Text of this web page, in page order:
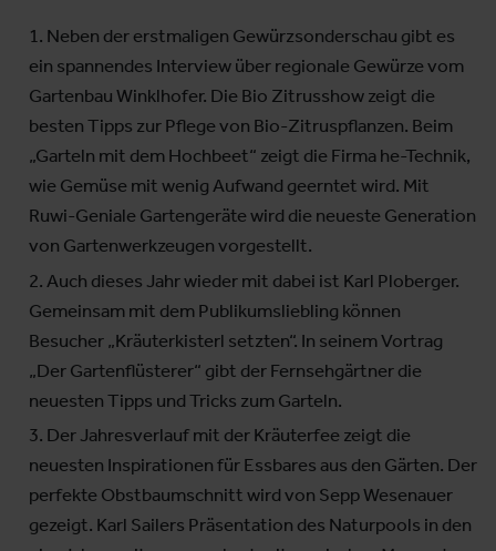
Neben der erstmaligen Gewürzsonderschau gibt es
ein spannendes Interview über regionale Gewürze vom
Gartenbau Winklhofer. Die Bio Zitrusshow zeigt die
besten Tipps zur Pflege von Bio-Zitruspflanzen. Beim
„Garteln mit dem Hochbeet“ zeigt die Firma he-Technik,
wie Gemüse mit wenig Aufwand geerntet wird. Mit
Ruwi-Geniale Gartengeräte wird die neueste Generation
von Gartenwerkzeugen vorgestellt.
Auch dieses Jahr wieder mit dabei ist Karl Ploberger.
Gemeinsam mit dem Publikumsliebling können
Besucher „Kräuterkisterl setzten“. In seinem Vortrag
„Der Gartenflüsterer“ gibt der Fernsehgärtner die
neuesten Tipps und Tricks zum Garteln.
Der Jahresverlauf mit der Kräuterfee zeigt die
neuesten Inspirationen für Essbares aus den Gärten. Der
perfekte Obstbaumschnitt wird von Sepp Wesenauer
gezeigt. Karl Sailers Präsentation des Naturpools in den